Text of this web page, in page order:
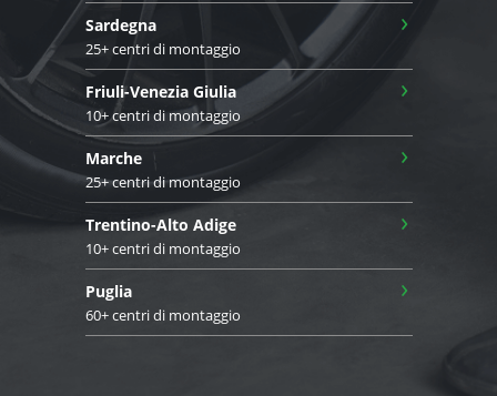
Sardegna
25+ centri di montaggio
›
Friuli-Venezia Giulia
10+ centri di montaggio
›
Marche
25+ centri di montaggio
›
Trentino-Alto Adige
10+ centri di montaggio
›
Puglia
60+ centri di montaggio
›